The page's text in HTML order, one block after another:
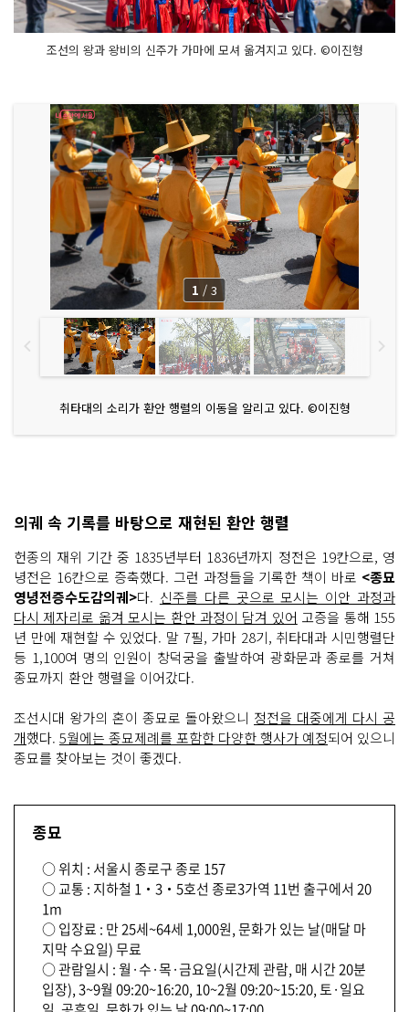
조선의 왕과 왕비의 신주가 가마에 모셔 옮겨지고 있다. ©이진형
취타대의 소리가 환안 행렬의 이동을 알리고 있다. ©이진형
1 / 3
의궤 속 기록를 바탕으로 재현된 환안 행렬
헌종의 재위 기간 중 1835년부터 1836년까지 정전은 19칸으로, 영
녕전은 16칸으로 증축했다. 그런 과정들을 기록한 책이 바로 <종묘
영녕전증수도감의궤>다. 신주를 다른 곳으로 모시는 이안 과정과
다시 제자리로 옮겨 모시는 환안 과정이 담겨 있어 고증을 통해 155
년 만에 재현할 수 있었다. 말 7필, 가마 28기, 취타대과 시민행렬단
등 1,100여 명의 인원이 창덕궁을 출발하여 광화문과 종로를 거쳐
종묘까지 환안 행렬을 이어갔다.
조선시대 왕가의 혼이 종묘로 돌아왔으니 정전을 대중에게 다시 공
개했다. 5월에는 종묘제례를 포함한 다양한 행사가 예정되어 있으니
종묘를 찾아보는 것이 좋겠다.
종묘
○ 위치 : 서울시 종로구 종로 157
○ 교통 : 지하철 1‧3‧5호선 종로3가역 11번 출구에서 20
1m
○ 입장료 : 만 25세~64세 1,000원, 문화가 있는 날(매달 마
지막 수요일) 무료
○ 관람일시 : 월·수·목·금요일(시간제 관람, 매 시간 20분
입장), 3~9월 09:20~16:20, 10~2월 09:20~15:20, 토·일요